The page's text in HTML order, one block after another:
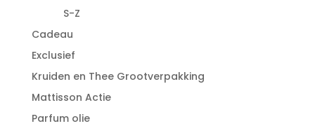
S-Z
Cadeau
Exclusief
Kruiden en Thee Grootverpakking
Mattisson Actie
Parfum olie